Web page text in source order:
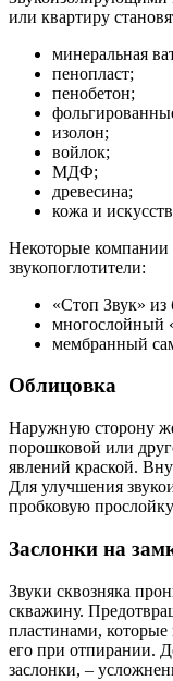
или квартиру
минеральная
пенопласт;
пенобетон;
изолон;
войлок;
МДФ;
древесина;
кожа и
Некоторые компании
звукопоглотители:
«Стоп Звук» из
многослойный
мембранный
Облицовка
Наружную сторону
порошковой или
явлений краской.
Для улучшения
пробковую
Заслонки на
Звуки сквозняка
скважину.
пластинами,
его при отпирании.
заслонки, –